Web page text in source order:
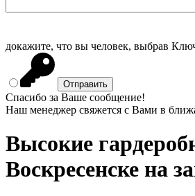
докажите, что вы человек, выбрав
Спасибо за Ваше сообщение!
Наш менеджер свяжется с Вами в
Высокие
Воскресенске на